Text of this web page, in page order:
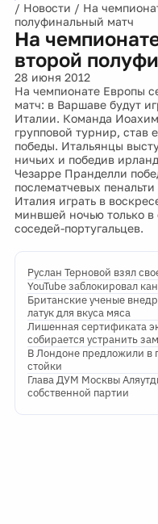
/ Новости / На
полуфинальный матч
На
второй
28 июня 2012
На чемпионате Европы
матч: в Варшаве будут
Италии. Команда
групповой турнир, став
победы. Итальянцы
ничьих и победив
Чезарре Пранделли
послематчевых
Италия играть в
минвшей ночью только в
соседей-португальцев.
Руслан Терновой взял
YouTube заблокировал
Британские ученые
латук для вкуса мяса
Лишенная сертификата
собирается устранить
В Лондоне предложили в
стойки
Глава ДУМ Москвы
собственной партии